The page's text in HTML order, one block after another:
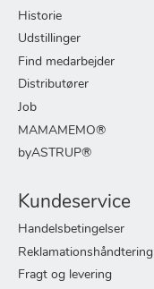
Historie
Udstillinger
Find medarbejder
Distributører
Job
MAMAMEMO®
byASTRUP®
Kundeservice
Handelsbetingelser
Reklamationshåndtering
Fragt og levering